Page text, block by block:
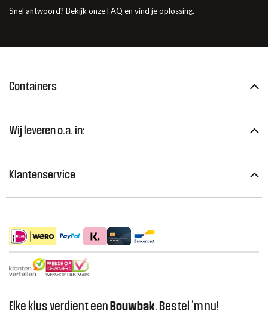
Snel antwoord? Bekijk onze FAQ en vind je oplossing.
Elke klus verdient een Bouwbak. Bestel ‘m nu!
Containers
Wij leveren o.a. in:
Klantenservice